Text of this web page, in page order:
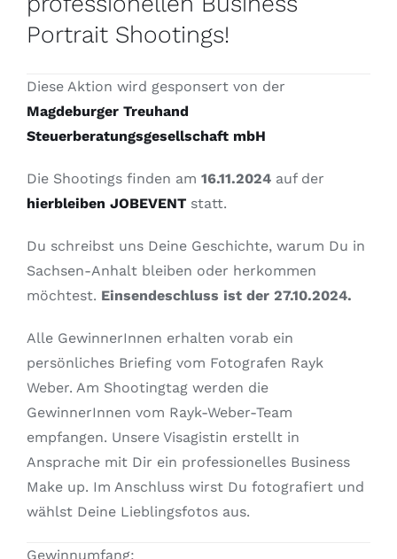
Portrait Shootings!
Diese Aktion wird gesponsert von der
Magdeburger Treuhand
Steuerberatungsgesellschaft mbH
Die Shootings finden am 16.11.2024auf der
hierbleiben JOBEVENTstatt.
Du schreibst uns Deine Geschichte, warum Du in
Sachsen-Anhalt bleiben oder herkommen
möchtest. Einsendeschluss ist der 27.10.2024.
Alle GewinnerInnen erhalten vorab ein
persönliches Briefing vom Fotografen Rayk
Weber. Am Shootingtag werden die
GewinnerInnen vom Rayk-Weber-Team
empfangen. Unsere Visagistin erstellt in
Ansprache mit Dir ein professionelles Business
Make up. Im Anschluss wirst Du fotografiert und
wählst Deine Lieblingsfotos aus.
Gewinnumfang: